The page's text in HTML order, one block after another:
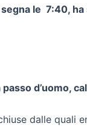
segna le 7:40,
d’uomo,
dalle quali